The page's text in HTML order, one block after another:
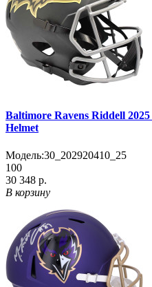
Baltimore Ravens Riddell
Helmet
Модель:30_202920410_25
100
30 348 р.
В корзину